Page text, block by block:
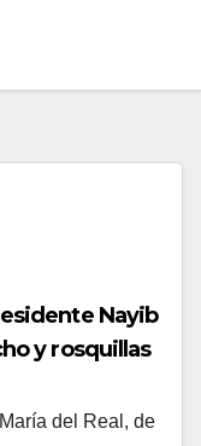
Nayib
y rosquillas
del Real, de